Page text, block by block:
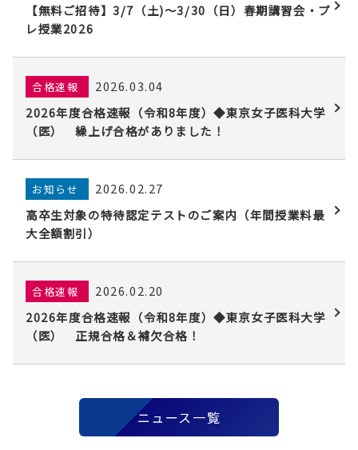
【無料ご招待】3/7（土)〜3/30（日）春期講習会・プ
レ授業2026
合格速報
2026.03.04
2026年度合格速報（令和8年度）◆東京女子医科大学
（医） 繰上げ合格がありました！
お知らせ
2026.02.27
高卒生対象の特待認定テストのご案内（年間授業料最
大全額割引）
合格速報
2026.02.20
2026年度合格速報（令和8年度）◆東京女子医科大学
（医） 正規合格＆補欠合格！
ニュース一覧